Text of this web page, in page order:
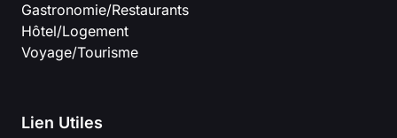
Gastronomie/Restaurants
Hôtel/Logement
Voyage/Tourisme
Lien Utiles